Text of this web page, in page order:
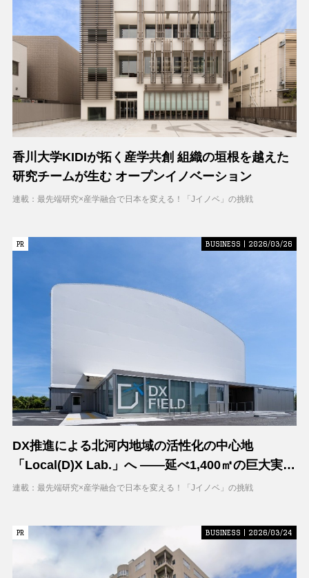
香川大学KIDIが拓く産学共創 組織の垣根を越えた
研究チームが生む オープンイノベーション
連載：最先端研究×産学融合で日本を変える！「Jイノベ」の挑戦
PR
PR BUSINESS | 2026/03/26
DX推進による北河内地域の活性化の中心地
「Local(D)X Lab.」へ ――延べ1,400㎡の巨大実証
空間で地域DXに挑む 大阪工業大学 DXフィールド
連載：最先端研究×産学融合で日本を変える！「Jイノベ」の挑戦
PR
PR BUSINESS | 2026/03/24